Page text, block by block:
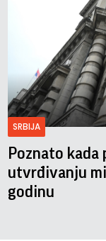
SRBIJA
Poznato
utvrđivanju
godinu